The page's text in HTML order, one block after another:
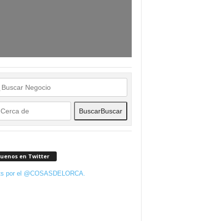
BuscarBuscar
en Twitter
por el @COSASDELORCA.